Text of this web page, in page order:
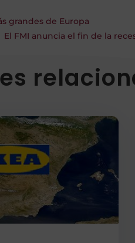
grandes de Europa
El FMI anuncia el fin de la